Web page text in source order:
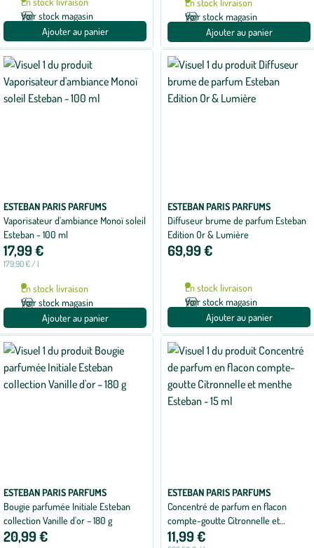
Voir stock magasin
Ajouter au panier
En stock livraison
Voir stock magasin
Ajouter au panier
ESTEBAN PARIS PARFUMS
Vaporisateur d'ambiance Monoï soleil
Esteban - 100 ml
17,99 €
179,90 € / l
En stock livraison
Voir stock magasin
Ajouter au panier
ESTEBAN PARIS PARFUMS
Diffuseur brume de parfum Esteban
Edition Or & Lumière
69,99 €
En stock livraison
Voir stock magasin
Ajouter au panier
ESTEBAN PARIS PARFUMS
Bougie parfumée Initiale Esteban
collection Vanille d'or – 180 g
20,99 €
ESTEBAN PARIS PARFUMS
Concentré de parfum en flacon
compte-goutte Citronnelle et
menthe Esteban - 15 ml
11,99 €